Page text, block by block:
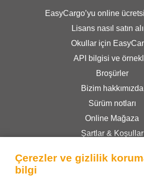
EasyCargo’yu online
Lisans nasıl satın
Okullar için
API bilgisi ve
Broşürler
Bizim hakkımızda
Sürüm notları
Online Mağaza
Şartlar & Koşullar
Çerezler ve gizlilik
bilgi